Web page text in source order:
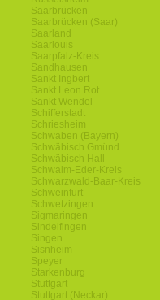
Saarbrücken
Saarbrücken (Saar)
Saarland
Saarlouis
Saarpfalz-Kreis
Sandhausen
Sankt Ingbert
Sankt Leon Rot
Sankt Wendel
Schifferstadt
Schriesheim
Schwaben (Bayern)
Schwäbisch Gmünd
Schwäbisch Hall
Schwalm-Eder-Kreis
Schwarzwald-Baar-Kreis
Schweinfurt
Schwetzingen
Sigmaringen
Sindelfingen
Singen
Sisnheim
Speyer
Starkenburg
Stuttgart
Stuttgart (Neckar)